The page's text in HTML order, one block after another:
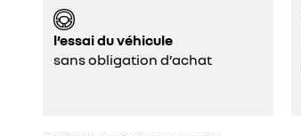
l’essai du véhicule
sans obligation d’achat